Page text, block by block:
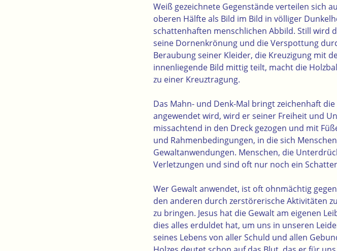
Weiß gezeichnete Gegenstände verteilen sich
oberen Hälfte als Bild im Bild in völliger
schattenhaften menschlichen Abbild. Still wird
seine Dornenkrönung und die Verspottung
Beraubung seiner Kleider, die Kreuzigung mit
innenliegende Bild mittig teilt, macht die
zu einer Kreuztragung.
Das Mahn- und Denk-Mal bringt zeichenhaft
angewendet wird, wird er seiner Freiheit und
missachtend in den Dreck gezogen und mit
und Rahmenbedingungen, in die sich
Gewaltanwendungen. Menschen, die
Verletzungen und sind oft nur noch ein
Wer Gewalt anwendet, ist oft ohnmächtig
den anderen durch zerstörerische Aktivitäten
zu bringen. Jesus hat die Gewalt am eigenen
dies alles erduldet hat, um uns in unseren
seines Lebens von aller Schuld und allen